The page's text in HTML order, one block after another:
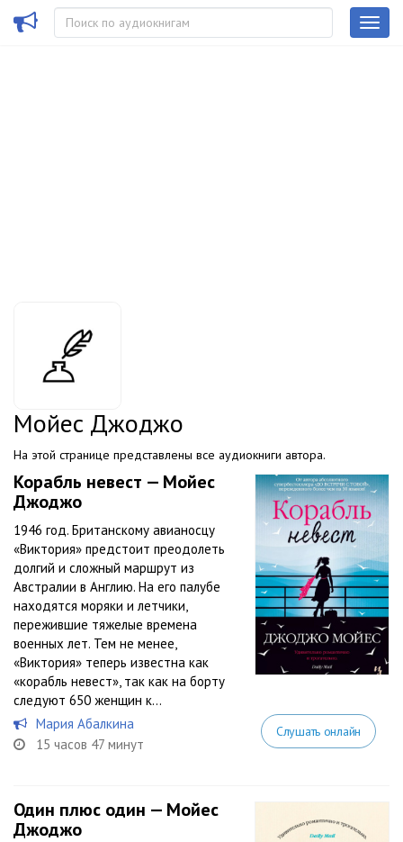
Мойес Джоджо
На этой странице представлены все аудиокниги автора.
Корабль невест — Мойес
Джоджо
1946 год. Британскому авианосцу
«Виктория» предстоит преодолеть
долгий и сложный маршрут из
Австралии в Англию. На его палубе
находятся моряки и летчики,
пережившие тяжелые времена
военных лет. Тем не менее,
«Виктория» теперь известна как
«корабль невест», так как на борту
следуют 650 женщин к...
Мария Абалкина
15 часов 47 минут
Слушать онлайн
Один плюс один — Мойес
Джоджо